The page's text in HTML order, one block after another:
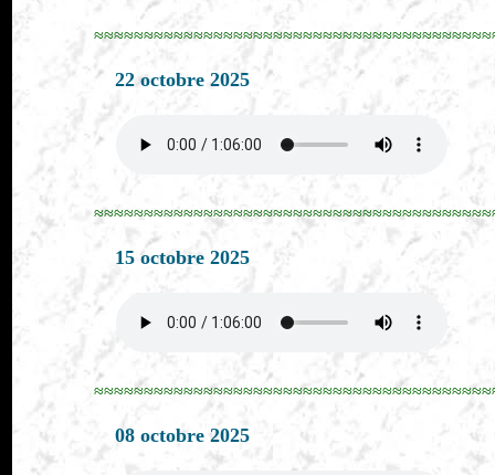
22 octobre 2025
15 octobre 2025
08 octobre 2025